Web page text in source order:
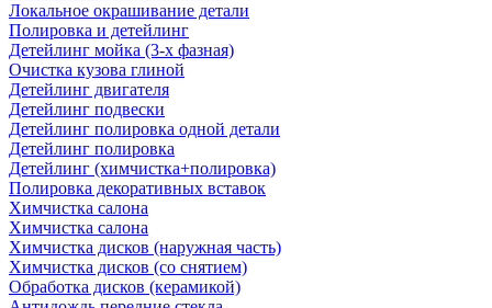
Локальное окрашивание детали
Полировка и детейлинг
Детейлинг мойка (3-х фазная)
Очистка кузова глиной
Детейлинг двигателя
Детейлинг подвески
Детейлинг полировка одной детали
Детейлинг полировка
Детейлинг (химчистка+полировка)
Полировка декоративных вставок
Химчистка салона
Химчистка салона
Химчистка дисков (наружная часть)
Химчистка дисков (со снятием)
Обработка дисков (керамикой)